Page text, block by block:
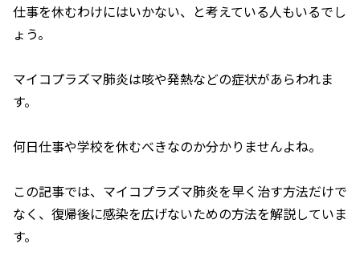
仕事を休むわけにはいかない、と考えている人もいるでし
ょう。
マイコプラズマ肺炎は咳や発熱などの症状があらわれま
す。
何日仕事や学校を休むべきなのか分かりませんよね。
この記事では、マイコプラズマ肺炎を早く治す方法だけで
なく、復帰後に感染を広げないための方法を解説していま
す。